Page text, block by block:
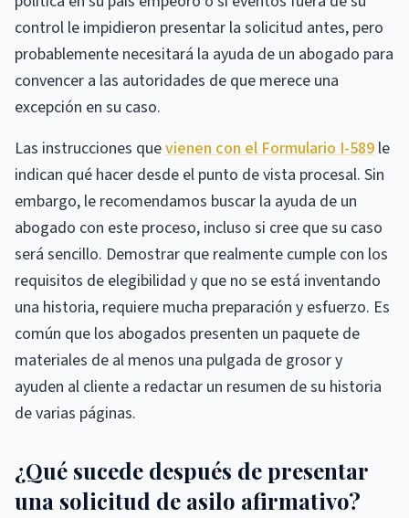
control le impidieron presentar la solicitud antes, pero
probablemente necesitará la ayuda de un abogado para
convencer a las autoridades de que merece una
excepción en su caso.
Las instrucciones quevienen con el Formulario I-589 le
indican qué hacer desde el punto de vista procesal. Sin
embargo, le recomendamos buscar la ayuda de un
abogado con este proceso, incluso si cree que su caso
será sencillo. Demostrar que realmente cumple con los
requisitos de elegibilidad y que no se está inventando
una historia, requiere mucha preparación y esfuerzo. Es
común que los abogados presenten un paquete de
materiales de al menos una pulgada de grosor y
ayuden al cliente a redactar un resumen de su historia
de varias páginas.
¿Qué sucede después de presentar
una solicitud de asilo afirmativo?